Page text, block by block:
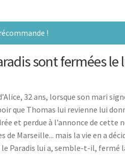
!
sont fermées le
32 ans, lorsque son mari
que Thomas lui revienne lui
et perdue à l’annonce de cette
de Marseille... mais la vie en a
Paradis lui a, semble-t-il, fermé